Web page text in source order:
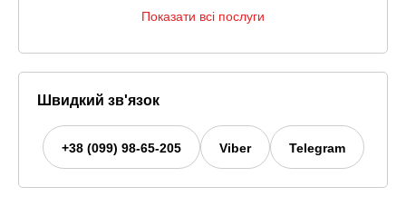
Показати всі послуги
Швидкий зв'язок
+38 (099) 98-65-205 Viber Telegram